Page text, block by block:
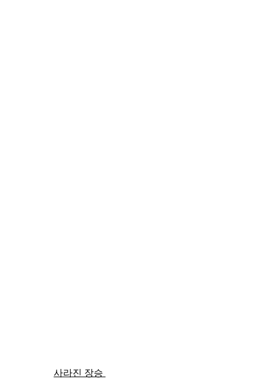
​사라진 장승